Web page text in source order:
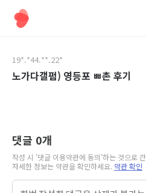
올데이팅
19*.*44.**.22*
노가다갤펌) 영등포 ㅃ촌 후기
댓글 0개
작성 시 '댓글 이용약관에 동의'하는 것으로
자세한 정보는 약관을 확인하세요. 약관 확인